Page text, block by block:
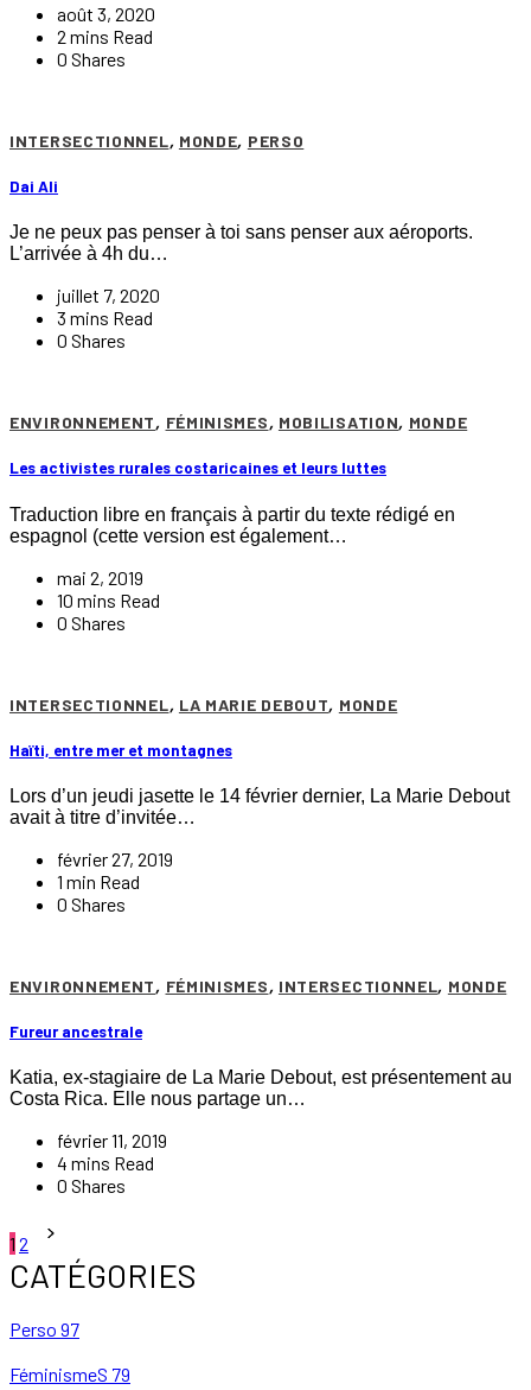
août 3, 2020
2 mins Read
0 Shares
INTERSECTIONNEL, MONDE, PERSO
Dai Ali
Je ne peux pas penser à toi sans penser aux aéroports.
L’arrivée à 4h du…
juillet 7, 2020
3 mins Read
0 Shares
ENVIRONNEMENT, FÉMINISMES, MOBILISATION, MONDE
Les activistes rurales costaricaines et leurs luttes
Traduction libre en français à partir du texte rédigé en
espagnol (cette version est également…
mai 2, 2019
10 mins Read
0 Shares
INTERSECTIONNEL, LA MARIE DEBOUT, MONDE
Haïti, entre mer et montagnes
Lors d’un jeudi jasette le 14 février dernier, La Marie Debout
avait à titre d’invitée…
février 27, 2019
1 min Read
0 Shares
ENVIRONNEMENT, FÉMINISMES, INTERSECTIONNEL, MONDE
Fureur ancestrale
Katia, ex-stagiaire de La Marie Debout, est présentement au
Costa Rica. Elle nous partage un…
février 11, 2019
4 mins Read
0 Shares
Pagination
des
1 2
CATÉGORIES
Perso 97
FéminismeS 79